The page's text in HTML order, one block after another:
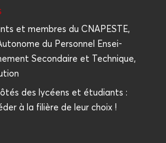
et membres du CNAPESTE,
du Per­son­nel Ensei­
Secon­daire et Tech­nique,
des lycéens et étu­diants :
à la filière de leur choix !